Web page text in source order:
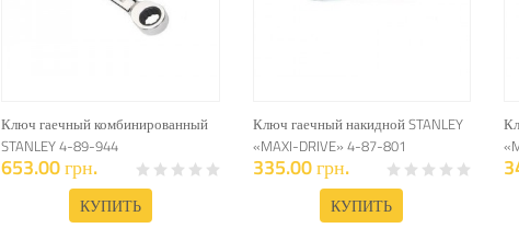
Ключ гаечный комбинированный
STANLEY 4-89-944
653.00 грн.
КУПИТЬ
Ключ гаечный накидной STANLEY
«MAXI-DRIVE» 4-87-801
335.00 грн.
КУПИТЬ